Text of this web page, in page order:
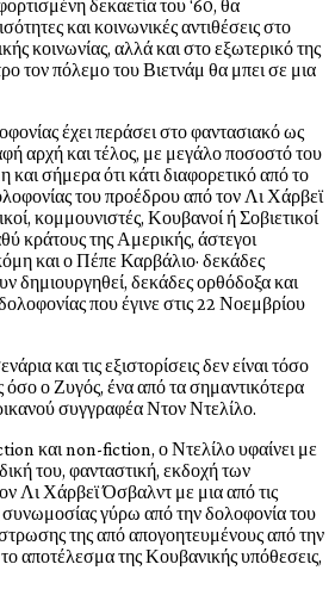
δεκαετία του ‘60, θα
και κοινωνικές αντιθέσεις στο
κοινωνίας, αλλά και στο εξωτερικό της
τον πόλεμο του Βιετνάμ θα μπει σε μια
έχει περάσει στο φαντασιακό ως
αρχή και τέλος, με μεγάλο ποσοστό του
και σήμερα ότι κάτι διαφορετικό από το
του προέδρου από τον Λι Χάρβεϊ
κομμουνιστές, Κουβανοί ή Σοβιετικοί
κράτους της Αμερικής, άστεγοι
και ο Πέπε Καρβάλιο· δεκάδες
δημιουργηθεί, δεκάδες ορθόδοξα και
που έγινε στις 22 Νοεμβρίου
και τις εξιστορίσεις δεν είναι τόσο
όσο ο Ζυγός, ένα από τα σημαντικότερα
συγγραφέα Ντον Ντελίλο.
και non-fiction, ο Ντελίλο υφαίνει με
του, φανταστική, εκδοχή των
Λι Χάρβεϊ Όσβαλντ με μια από τις
γύρω από την δολοφονία του
της από απογοητευμένους από την
αποτέλεσμα της Κουβανικής υπόθεσεις,